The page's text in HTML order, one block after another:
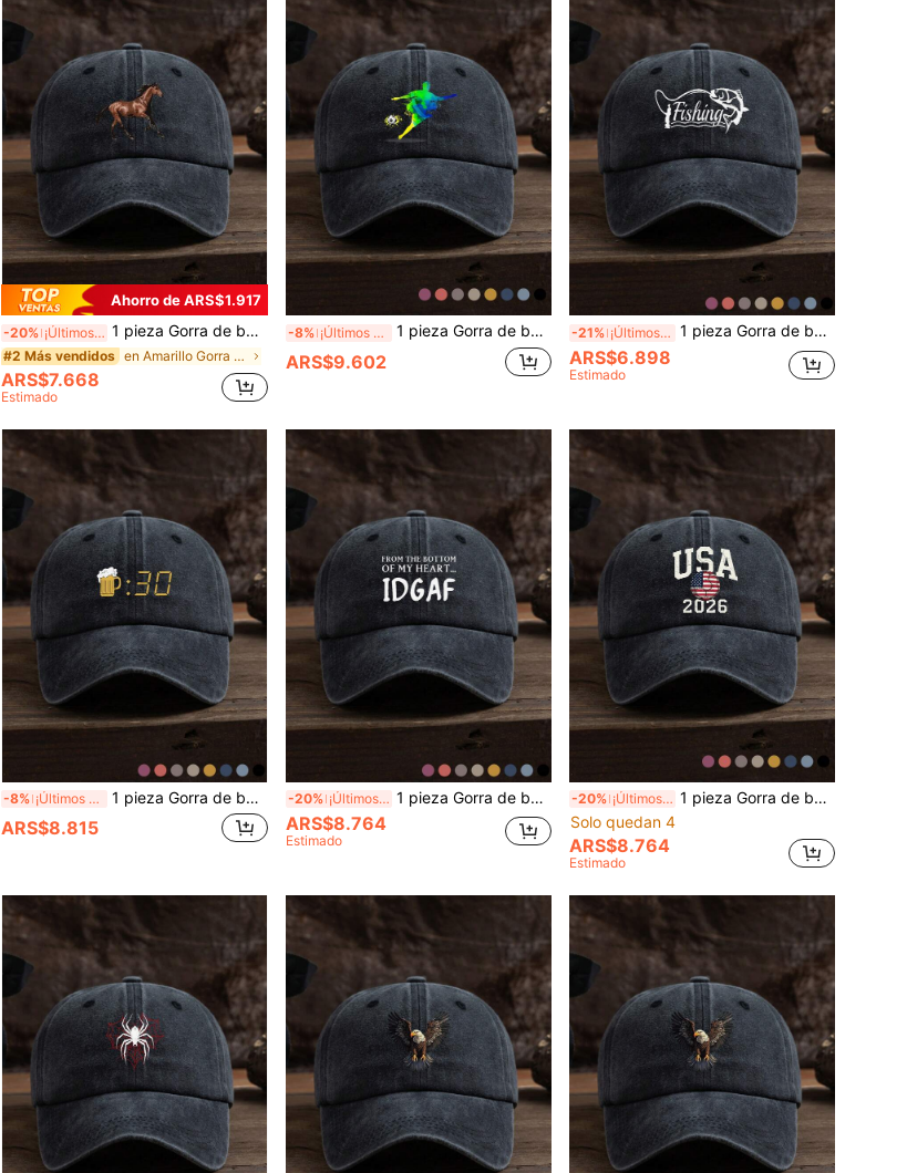
Ahorro de ARS$1.917
-20% ¡Últimos 3 días 1 pieza Gorra de béisbol ajustable con estampado de caballo vintage, para uso deportivo al aire libre y uso diario casual, unisex
#2 Más vendidos en Amarillo Gorra de béisbol para hombre
ARS$7.668
Estimado
-8% ¡Últimos 3 días 1 pieza Gorra de béisbol unisex casual y ajustable para uso al aire libre con estampado gráfico de fútbol verde, de tela suave apta para uso diario
ARS$9.602
-21% ¡Últimos 3 días 1 pieza Gorra de béisbol unisex lavada con estampado, de moda casual para pesca y actividades al aire libre, ajustable y apta para uso diario en todas las estaciones
ARS$6.898
Estimado
-8% ¡Últimos 3 días 1 pieza Gorra de béisbol unisex informal y ajustable con estampado divertido de "Hora de la cerveza", adecuada para uso diario
ARS$8.815
-20% ¡Últimos 3 días 1 pieza Gorra de béisbol casual y ajustable para exteriores, con estampado de letras, de tela suave, elegante para todas las estaciones, adecuada para uso diario, festivales y vacaciones
ARS$8.764
Estimado
-20% ¡Últimos 3 días 1 pieza Gorra de béisbol ajustable de estilo casual y de moda al aire libre con estampado del fútbol de EE. UU. 2026, de estilo vintage y transpirable, adecuada para uso diario, primavera/verano, playa, vacaciones
Solo quedan 4
ARS$8.764
Estimado